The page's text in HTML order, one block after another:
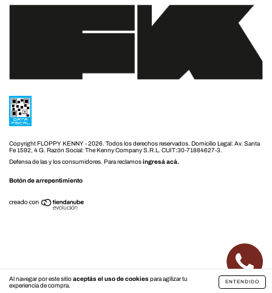
Al navegar por este sitioaceptás el uso de cookiespara agilizar tu
experiencia de compra.
ENTENDIDO
Copyright FLOPPY KENNY - 2026. Todos los derechos reservados.
Defensa de las y los consumidores. Para reclamosingresá acá.
Botón de arrepentimiento